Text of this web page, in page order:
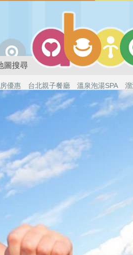
圖搜尋
優惠 台北親子餐廳 溫泉泡湯SPA